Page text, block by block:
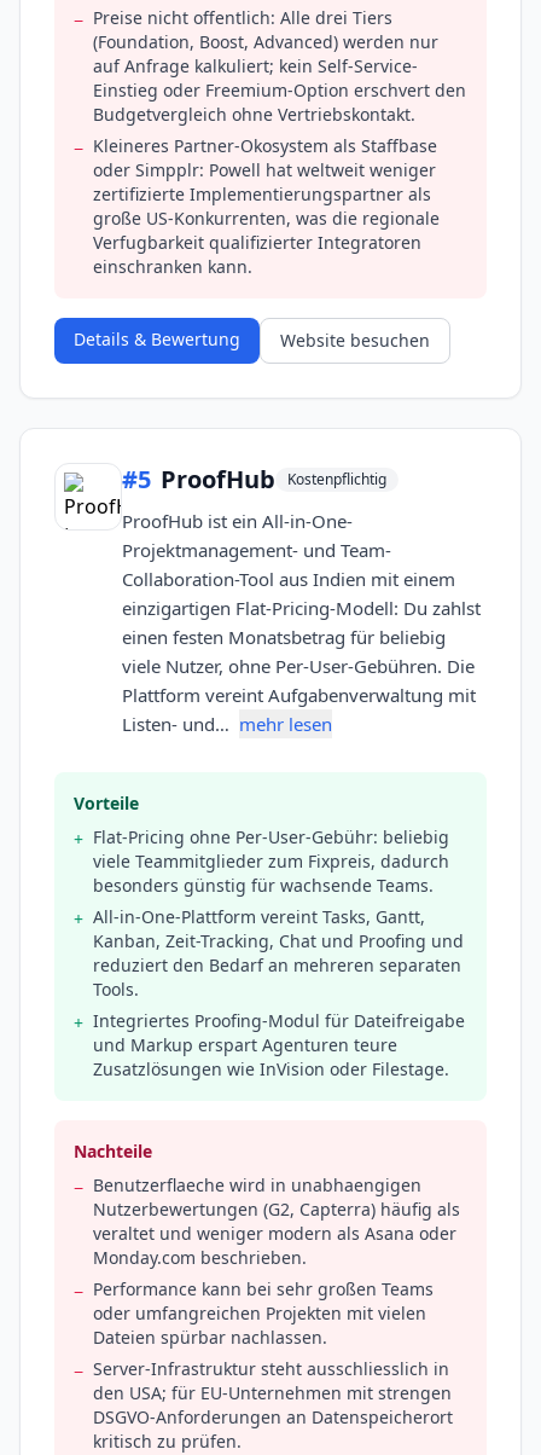
− Preise nicht offentlich: Alle drei Tiers
(Foundation, Boost, Advanced) werden nur
auf Anfrage kalkuliert; kein Self-Service-
Einstieg oder Freemium-Option erschvert den
Budgetvergleich ohne Vertriebskontakt.
− Kleineres Partner-Okosystem als Staffbase
oder Simpplr: Powell hat weltweit weniger
zertifizierte Implementierungspartner als
große US-Konkurrenten, was die regionale
Verfugbarkeit qualifizierter Integratoren
einschranken kann.
Details & Bewertung Website besuchen
#5 ProofHub Kostenpflichtig
ProofHub ist ein All-in-One-
Projektmanagement- und Team-
Collaboration-Tool aus Indien mit einem
einzigartigen Flat-Pricing-Modell: Du zahlst
einen festen Monatsbetrag für beliebig
viele Nutzer, ohne Per-User-Gebühren. Die
Plattform vereint Aufgabenverwaltung mit
Listen- und… mehr lesen
Vorteile
+ Flat-Pricing ohne Per-User-Gebühr: beliebig
viele Teammitglieder zum Fixpreis, dadurch
besonders günstig für wachsende Teams.
+ All-in-One-Plattform vereint Tasks, Gantt,
Kanban, Zeit-Tracking, Chat und Proofing und
reduziert den Bedarf an mehreren separaten
Tools.
+ Integriertes Proofing-Modul für Dateifreigabe
und Markup erspart Agenturen teure
Zusatzlösungen wie InVision oder Filestage.
Nachteile
− Benutzerflaeche wird in unabhaengigen
Nutzerbewertungen (G2, Capterra) häufig als
veraltet und weniger modern als Asana oder
Monday.com beschrieben.
− Performance kann bei sehr großen Teams
oder umfangreichen Projekten mit vielen
Dateien spürbar nachlassen.
− Server-Infrastruktur steht ausschliesslich in
den USA; für EU-Unternehmen mit strengen
DSGVO-Anforderungen an Datenspeicherort
kritisch zu prüfen.